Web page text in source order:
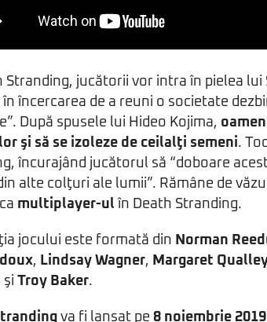
Stranding, jucătorii vor intra în pielea
încercarea de a reuni o societate
După spusele lui Hideo Kojima,
şi să se izoleze de ceilalţi semeni.
încurajând jucătorul să “doboare
alte colţuri ale lumii”. Rămâne de
multiplayer-ul în Death Stranding.
jocului este formată din Norman
, Lindsay Wagner, Margaret
şi Troy Baker.
va fi lansat pe 8 noiembrie 2019